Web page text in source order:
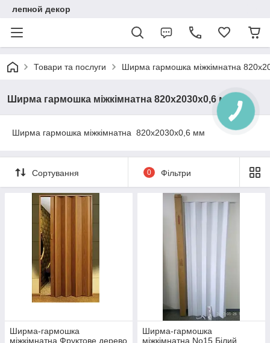
лепной декор
Товари та послуги Ширма гармошка міжкімнатна
Ширма гармошка міжкімнатна 820х2030х0,6 мм
Ширма гармошка міжкімнатна 820х2030х0,6 мм
Сортування 0 Фільтри
Ширма-гармошка
міжкімнатна Фруктове дерево
Ширма-гармошка
міжкімнатна No15 Білий